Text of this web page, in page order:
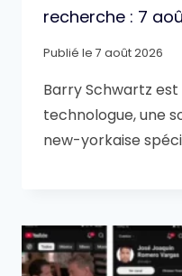
recherche : 7
Publié le 7 août 2026
Barry Schwartz est
technologue, une
new-yorkaise